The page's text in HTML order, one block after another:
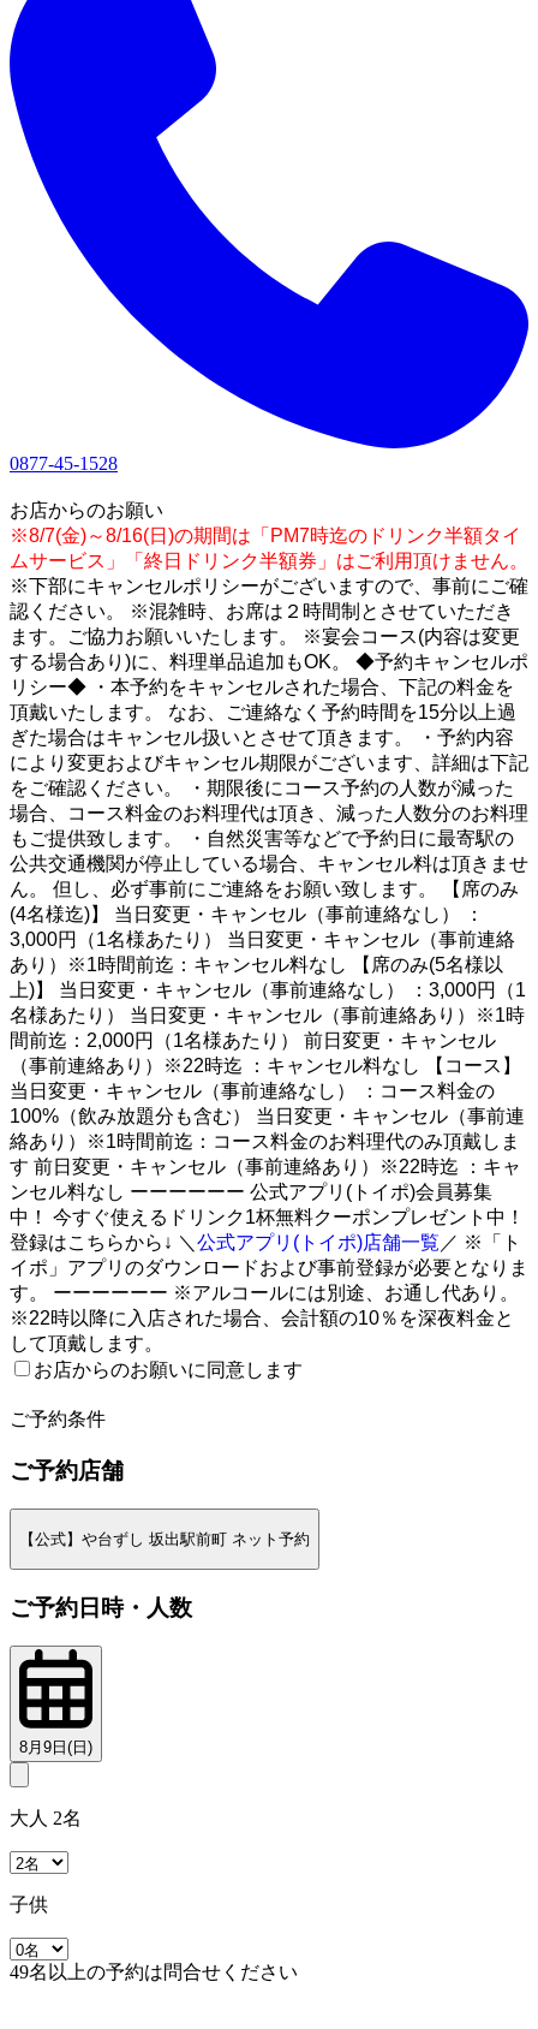
0877-45-1528
お店からのお願い
※8/7(金)～8/16(日)の期間は「PM7時迄のドリンク半額タイ
ムサービス」「終日ドリンク半額券」はご利用頂けません。
※下部にキャンセルポリシーがございますので、事前にご確
認ください。 ※混雑時、お席は２時間制とさせていただき
ます。ご協力お願いいたします。 ※宴会コース(内容は変更
する場合あり)に、料理単品追加もOK。 ◆予約キャンセルポ
リシー◆ ・本予約をキャンセルされた場合、下記の料金を
頂戴いたします。 なお、ご連絡なく予約時間を15分以上過
ぎた場合はキャンセル扱いとさせて頂きます。 ・予約内容
により変更およびキャンセル期限がございます、詳細は下記
をご確認ください。 ・期限後にコース予約の人数が減った
場合、コース料金のお料理代は頂き、減った人数分のお料理
もご提供致します。 ・自然災害等などで予約日に最寄駅の
公共交通機関が停止している場合、キャンセル料は頂きませ
ん。 但し、必ず事前にご連絡をお願い致します。 【席のみ
(4名様迄)】 当日変更・キャンセル（事前連絡なし） ：
3,000円（1名様あたり） 当日変更・キャンセル（事前連絡
あり）※1時間前迄：キャンセル料なし 【席のみ(5名様以
上)】 当日変更・キャンセル（事前連絡なし） ：3,000円（1
名様あたり） 当日変更・キャンセル（事前連絡あり）※1時
間前迄：2,000円（1名様あたり） 前日変更・キャンセル
（事前連絡あり）※22時迄 ：キャンセル料なし 【コース】
当日変更・キャンセル（事前連絡なし） ：コース料金の
100%（飲み放題分も含む） 当日変更・キャンセル（事前連
絡あり）※1時間前迄：コース料金のお料理代のみ頂戴しま
す 前日変更・キャンセル（事前連絡あり）※22時迄 ：キャ
ンセル料なし ーーーーーー 公式アプリ(トイポ)会員募集
中！ 今すぐ使えるドリンク1杯無料クーポンプレゼント中！
登録はこちらから↓ ＼ 公式アプリ(トイポ)店舗一覧 ／ ※「ト
イポ」アプリのダウンロードおよび事前登録が必要となりま
す。 ーーーーーー ※アルコールには別途、お通し代あり。
※22時以降に入店された場合、会計額の10％を深夜料金と
して頂戴します。
お店からのお願いに同意します
ご予約条件
ご予約店舗
【公式】や台ずし 坂出駅前町 ネット予約
ご予約日時・人数
8月9日(日)
大人 2名
子供
49名以上の予約は問合せください